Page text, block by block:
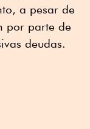
a pesar de
por parte de
deudas.